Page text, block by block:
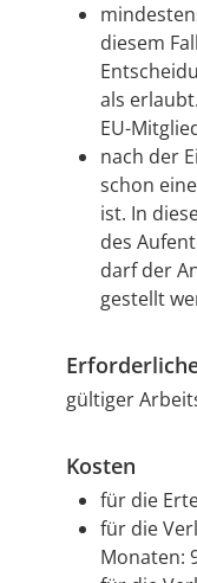
diesem
als
EU-
nach der
schon
ist. In
des
darf der
gestellt
gültiger
Kosten
für die
für die
Monaten: